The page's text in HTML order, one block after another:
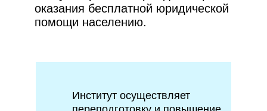
оказания бесплатной юридической
помощи населению.
Институт осуществляет